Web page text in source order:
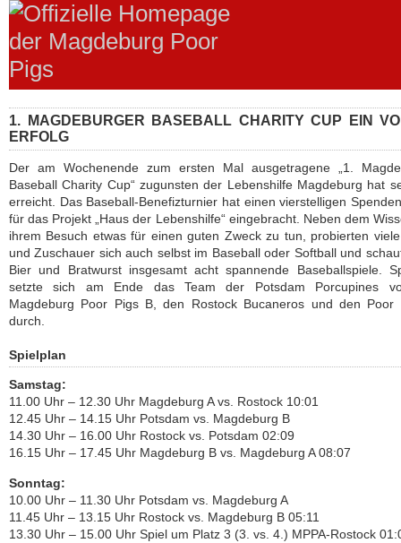
1. MAGDEBURGER BASEBALL CHARITY CUP EIN
ERFOLG
Der am Wochenende zum ersten Mal ausgetragene „1.
Baseball Charity Cup“ zugunsten der Lebenshilfe Magdeburg hat
erreicht. Das Baseball-Benefizturnier hat einen vierstelligen
für das Projekt „Haus der Lebenshilfe“ eingebracht. Neben dem
ihrem Besuch etwas für einen guten Zweck zu tun, probierten
und Zuschauer sich auch selbst im Baseball oder Softball und
Bier und Bratwurst insgesamt acht spannende Baseballspiele.
setzte sich am Ende das Team der Potsdam Porcupines
Magdeburg Poor Pigs B, den Rostock Bucaneros und den Poor
durch.
Spielplan
Samstag:
11.00 Uhr – 12.30 Uhr Magdeburg A vs. Rostock 10:01
12.45 Uhr – 14.15 Uhr Potsdam vs. Magdeburg B
14.30 Uhr – 16.00 Uhr Rostock vs. Potsdam 02:09
16.15 Uhr – 17.45 Uhr Magdeburg B vs. Magdeburg A 08:07
Sonntag:
10.00 Uhr – 11.30 Uhr Potsdam vs. Magdeburg A
11.45 Uhr – 13.15 Uhr Rostock vs. Magdeburg B 05:11
13.30 Uhr – 15.00 Uhr Spiel um Platz 3 (3. vs. 4.) MPPA-Rostock